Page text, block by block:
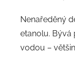
Nenaředěný
etanolu. Bývá
vodou –